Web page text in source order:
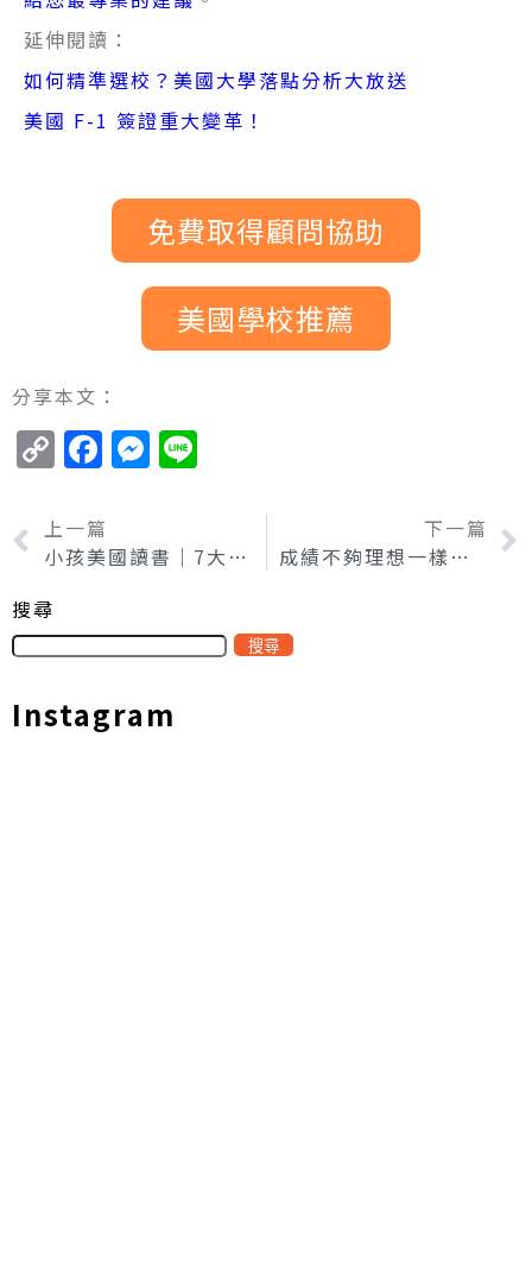
延伸閱讀：
如何精準選校？美國大學落點分析大放送
美國 F-1 簽證重大變革！
免費取得顧問協助
美國學校推薦
分享本文：
CopyFacebook
Messenger
上一篇
小孩美國讀書｜7大重點選擇美國中學留學學校
下一篇
成績不夠理想一樣有機會進名校！-名校條件式入學(下)
搜尋
搜尋
Instagram